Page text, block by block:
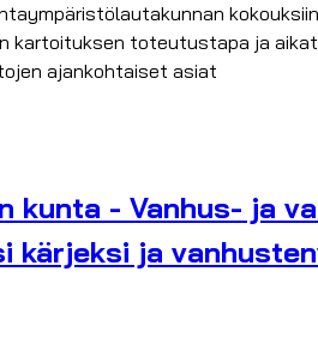
kokouksiin
kartoituksen toteutustapa ja
ajankohtaiset asiat
kunta - Vanhus- ja
kärjeksi ja